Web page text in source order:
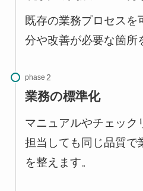
既存の業務プロセスを
分や改善が必要な箇所
phase
業務の標準化
マニュアルやチェック
担当しても同じ品質で
を整えます。